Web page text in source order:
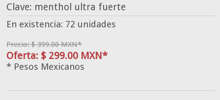
Clave: menthol ultra fuerte
En existencia: 72 unidades
Precio: $ 399.00 MXN*
Oferta: $ 299.00 MXN*
* Pesos Mexicanos